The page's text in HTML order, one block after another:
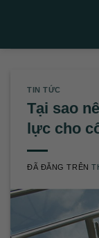
TIN TỨC
Tại sao
lực cho
ĐÃ ĐĂNG TRÊN